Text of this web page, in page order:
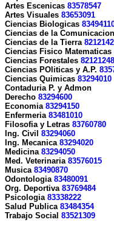
Artes Escenicas 83578547
Artes Visuales 83653091
Ciencias Biologicas
Ciencias de la Comunicacion
Ciencias de la Tierra
Ciencias Fisico Matematicas
Ciencias Forestales
Ciencias POliticas y A.P.
Ciencias Quimicas 83294010
Contaduria P. y Admon
Derecho 83294600
Economia 83294150
Enfermeria 83481010
Filosofia y Letras 83760780
Ing. Civil 83294060
Ing. Mecanica 83294020
Medicina 83294050
Med. Veterinaria 83576015
Musica 83490870
Odontologia 83480091
Org. Deportiva 83769484
Psicologia 83338222
Salud Publica 83484354
Trabajo Social 83521309